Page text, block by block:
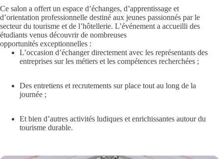
Ce salon a offert un espace d’échanges, d’apprentissage et
d’orientation professionnelle destiné aux jeunes passionnés par le
secteur du tourisme et de l’hôtellerie. L’événement a accueilli des
étudiants venus découvrir de nombreuses
opportunités exceptionnelles :
L’occasion d’échanger directement avec les représentants des
entreprises sur les métiers et les compétences recherchées ;
Des entretiens et recrutements sur place tout au long de la
journée ;
Et bien d’autres activités ludiques et enrichissantes autour du
tourisme durable.